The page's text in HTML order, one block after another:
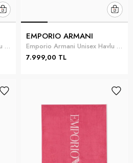
Emporio Armani Unisex Havlu Kahverengi
EMPORIO ARMANI
Emporio Armani Unisex Havlu Mavi
7.999,00 TL